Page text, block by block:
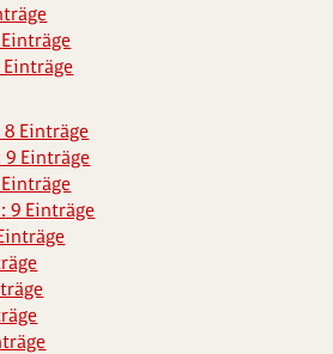
Einträge
8 Einträge
9 Einträge
9 Einträge